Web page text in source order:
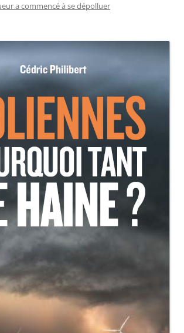
a commencé à se dépolluer